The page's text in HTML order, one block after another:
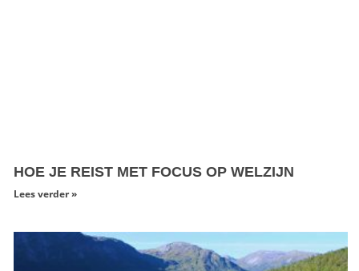
HOE JE REIST MET FOCUS OP WELZIJN
Lees verder »